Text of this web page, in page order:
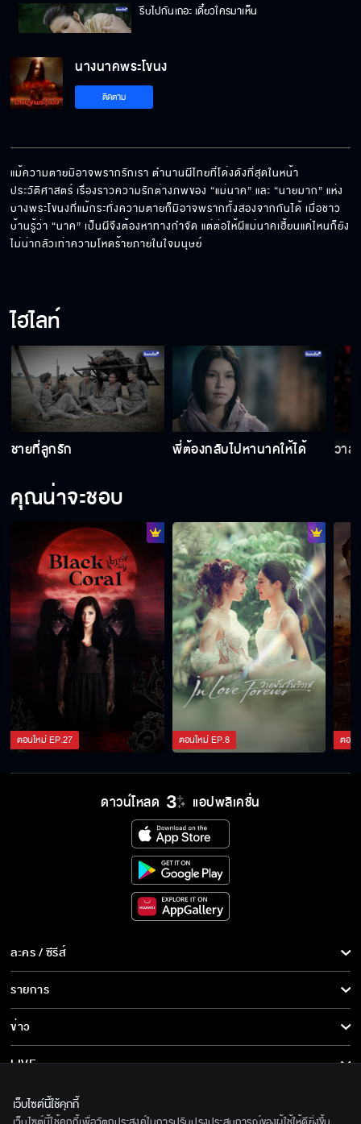
รีบไปกันเถอะ เดี๋ยวใครมาเห็น
นายมากต้องพาฉันหนี !
ไม่น่าไปรักคนที่ไม่ควรรักเลย
คุณหนูเป็นห่วงกระผมด้วยเหรอขอรับ
ถ้ามีชีวิตอิสระเหมือนหิ่งห้อย ฉันจะบินหนีไปอยู่กับ
คนที่ฉันรัก
วาสนาของข้า
พี่ต้องกลับไปหานาคให้ได้
ชายที่ลูกรัก
นางนาคพระโขนง
ติดตาม
แม้ความตายมิอาจพรากรักเรา ตํานานผีไทยที่โด่งดังที่สุดในหน้า
ประวัติศาสตร์ เรื่องราวความรักต่างภพของ “แม่นาค” และ “นายมาก” แห่ง
บางพระโขนงที่แม้กระทั่งความตายก็มิอาจพรากทั้งสองจากกันได้ เมื่อชาว
บ้านรู้ว่า “นาค” เป็นผีจึงต้องหาทางกําจัด แต่ต่อให้ผีแม่นาคเฮี้ยนแค่ไหนก็ยัง
ไม่น่ากลัวเท่าความโหดร้ายภายในใจมนุษย์
ไฮไลท์
ชายที่ลูกรัก พี่ต้องกลับไปหานาคให้ได้ วาส
คุณน่าจะชอบ
ตอนใหม่EP.27 ตอนใหม่EP.8 ตอน
ดาวน์โหลด แอปพลิเคชั่น
ละคร / ซีรีส์
ละคร/ซีรีส์
ซีรีส์นานาชาติ
การ์ตูน & เกม
รายการ
รายการทั้งหมด
ข่าว
ข่าวทั้งหมด
ข่าวประชาสัมพันธ์
LIVE
เกี่ยวกับเรา
เว็บไซต์นี้ใช้คุกกี้